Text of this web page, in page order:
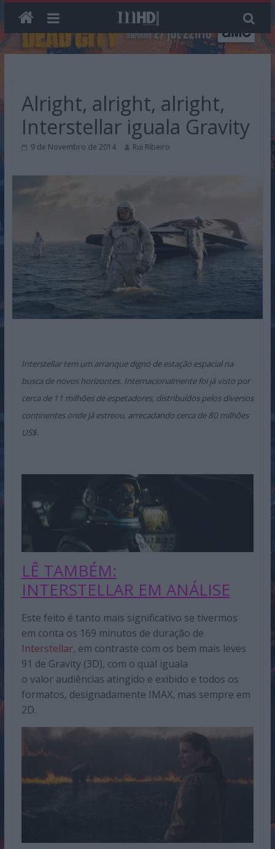
Alright, alright, alright,
Interstellar iguala Gravity
9 de Novembro de 2014 Rui Ribeiro
Interstellar tem um arranque digno de estação espacial na
busca de novos horizontes. Internacionalmente foi já visto por
cerca de 11 milhões de espetadores, distribuídos pelos diversos
continentes onde já estreou, arrecadando cerca de 80 milhões
US$.
LÊ TAMBÉM:
INTERSTELLAR EM ANÁLISE
Este feito é tanto mais significativo se tivermos
em conta os 169 minutos de duração de
Interstellar, em contraste com os bem mais leves
91 de Gravity (3D), com o qual iguala
o valor audiências atingido e exibido e todos os
formatos, designadamente IMAX, mas sempre em
2D.